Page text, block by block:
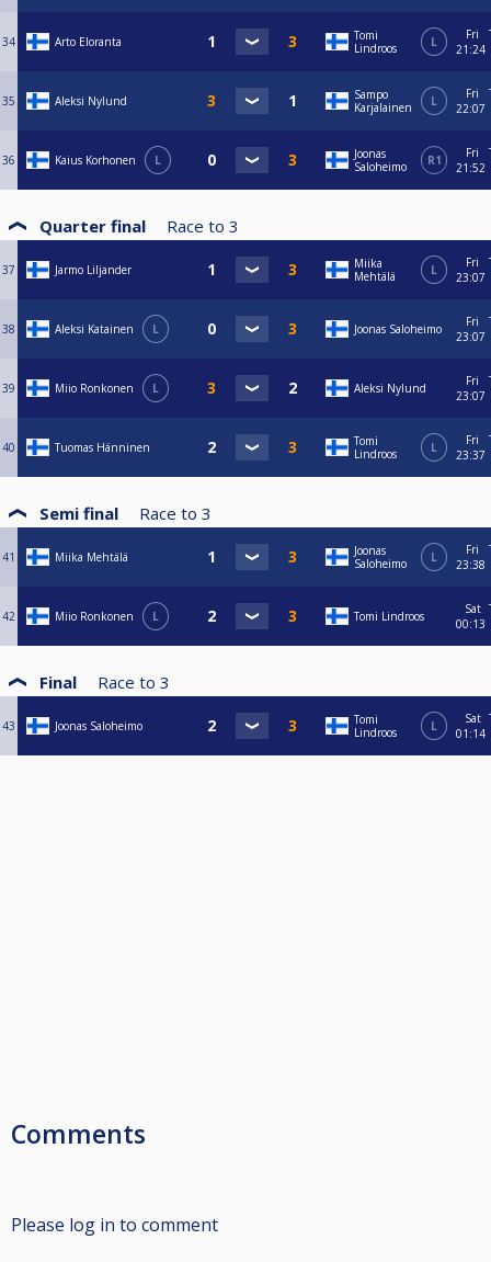
34 Arto Eloranta
Tomi
Lindroos
L
Fri
21:24
35 Aleksi Nylund
Sampo
Karjalainen
L
Fri
22:07
36 Kaius Korhonen L
Joonas
Saloheimo
R1
Fri
21:52
Quarter final Race to 3
37 Jarmo Liljander
Miika
Mehtälä
L
Fri
23:07
38 Aleksi Katainen L Joonas Saloheimo
Fri
23:07
39 Miio Ronkonen L Aleksi Nylund
Fri
23:07
40 Tuomas Hänninen
Tomi
Lindroos
L
Fri
23:37
Semi final Race to 3
41 Miika Mehtälä
Joonas
Saloheimo
L
Fri
23:38
42 Miio Ronkonen L Tomi Lindroos
Sat
00:13
Final Race to 3
43 Joonas Saloheimo
Tomi
Lindroos
L
Sat
01:14
Comments
Please log in to comment